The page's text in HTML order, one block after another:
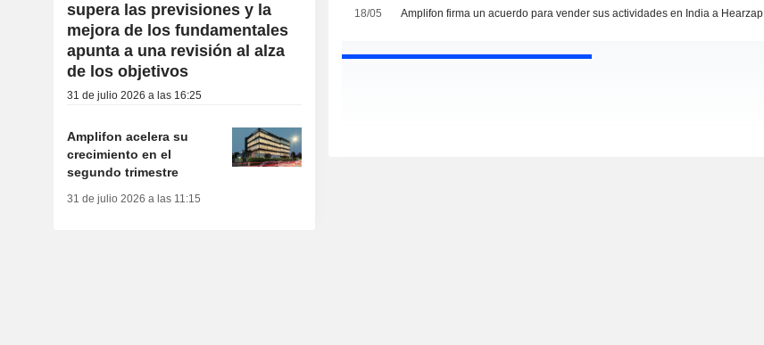
18/05 Amplifon firma un acuerdo para vender sus actividades en India a Hearzap
supera las previsiones y la
mejora de los fundamentales
apunta a una revisión al alza
de los objetivos
31 de julio 2026 a las 16:25
Amplifon acelera su
crecimiento en el
segundo trimestre
31 de julio 2026 a las 11:15